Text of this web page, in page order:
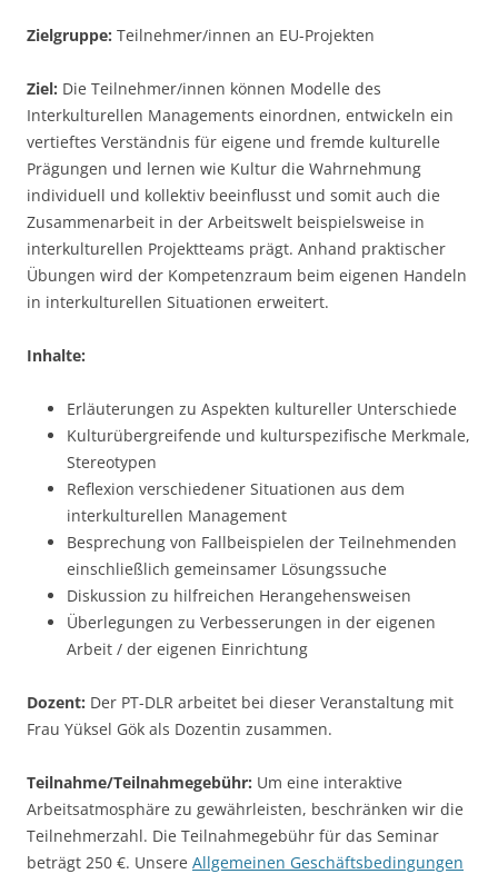
Zielgruppe: Teilnehmer/innen an EU-Projekten
Ziel: Die Teilnehmer/innen können Modelle des
Interkulturellen Managements einordnen, entwickeln ein
vertieftes Verständnis für eigene und fremde kulturelle
Prägungen und lernen wie Kultur die Wahrnehmung
individuell und kollektiv beeinflusst und somit auch die
Zusammenarbeit in der Arbeitswelt beispielsweise in
interkulturellen Projektteams prägt. Anhand praktischer
Übungen wird der Kompetenzraum beim eigenen Handeln
in interkulturellen Situationen erweitert.
Inhalte:
Erläuterungen zu Aspekten kultureller Unterschiede
Kulturübergreifende und kulturspezifische Merkmale,
Stereotypen
Reflexion verschiedener Situationen aus dem
interkulturellen Management
Besprechung von Fallbeispielen der Teilnehmenden
einschließlich gemeinsamer Lösungssuche
Diskussion zu hilfreichen Herangehensweisen
Überlegungen zu Verbesserungen in der eigenen
Arbeit / der eigenen Einrichtung
Dozent: Der PT-DLR arbeitet bei dieser Veranstaltung mit
Frau Yüksel Gök als Dozentin zusammen.
Teilnahme/Teilnahmegebühr: Um eine interaktive
Arbeitsatmosphäre zu gewährleisten, beschränken wir die
Teilnehmerzahl. Die Teilnahmegebühr für das Seminar
beträgt 250 €. Unsere Allgemeinen Geschäftsbedingungen